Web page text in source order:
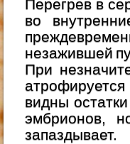
Перегрев в
во
незажившей
При
видны
эмбрионов,
запаздывает.